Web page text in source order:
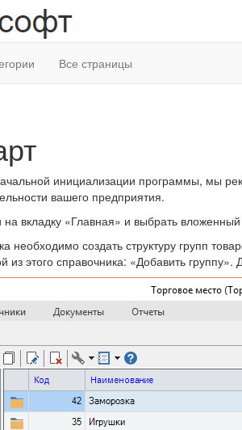
Все страницы
инициализации программы, мы
вашего предприятия.
на вкладку «Главная» и выбрать
необходимо создать структуру групп
из этого справочника: «Добавить